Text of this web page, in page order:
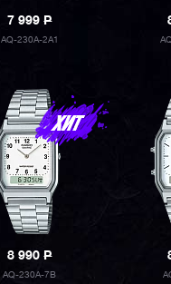
7 999P
AQ-230A-2A1
8 990P
AQ-230A-7B